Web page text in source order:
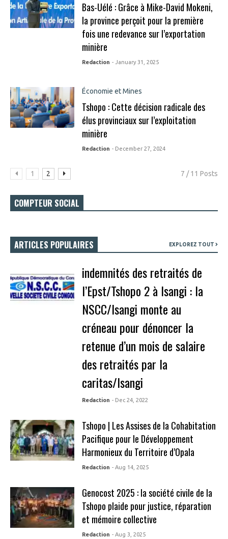
Bas-Uélé : Grâce à Mike-David Mokeni,
la province perçoit pour la première
fois une redevance sur l’exportation
minière
Redaction - January 31, 2025
Économie et Mines
Tshopo : Cette décision radicale des
élus provinciaux sur l’exploitation
minière
Redaction - December 27, 2024
1 2 7 / 11 Posts
COMPTEUR SOCIAL
ARTICLES POPULAIRES EXPLOREZ TOUT
indemnités des retraités de
l’Epst/Tshopo 2 à Isangi : la
NSCC/Isangi monte au
créneau pour dénoncer la
retenue d’un mois de salaire
des retraités par la
caritas/Isangi
Redaction - Dec 24, 2022
Tshopo | Les Assises de la Cohabitation
Pacifique pour le Développement
Harmonieux du Territoire d’Opala
Redaction - Aug 14, 2025
Genocost 2025 : la société civile de la
Tshopo plaide pour justice, réparation
et mémoire collective
Redaction - Aug 3, 2025